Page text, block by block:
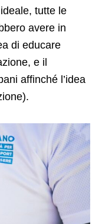
tutte le
avere in
di educare
e il
affinché l’idea